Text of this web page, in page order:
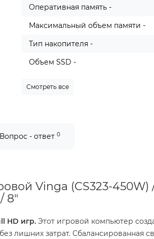
Оперативная память -
Максимальный объем памяти -
Тип накопителя -
Объем SSD -
Смотреть все
Вопрос - ответ 0
Vinga (CS323-450W)
8"
HD игр. Этот игровой компьютер
лишних затрат. Сбалансированная